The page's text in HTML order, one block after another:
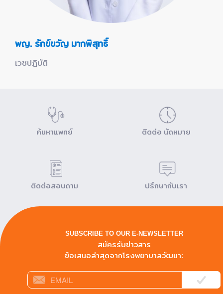
พญ. รักข์ขวัญ มากพิสุทธิ์
เวชปฎิบัติ
ค้นหาแพทย์ ติดต่อ นัดหมาย
ติดต่อสอบถาม ปรึกษากับเรา
SUBSCRIBE TO OUR E-NEWSLETTER
สมัครรับข่าวสาร
ข้อเสนอล่าสุดจากโรงพยาบาลวัฒนา: